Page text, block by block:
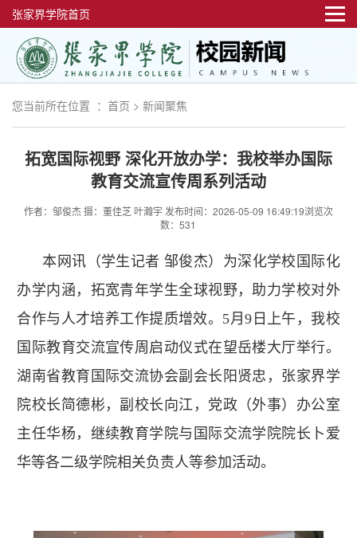
张家界学院首页
您当前所在位置 ： 首页 > 新闻聚焦
拓宽国际视野 深化开放办学：我校举办国际
教育交流宣传周系列活动
作者：邹俊杰 摄：董佳芝 叶瀚宇 发布时间：2026-05-09 16:49:19浏览次
数：531
本网讯（学生记者 邹俊杰）为深化学校国际化
办学内涵，拓宽青年学生全球视野，助力学校对外
合作与人才培养工作提质增效。5月9日上午，我校
国际教育交流宣传周启动仪式在望岳楼大厅举行。
湖南省教育国际交流协会副会长阳贤忠，张家界学
院校长简德彬，副校长向江，党政（外事）办公室
主任华杨，继续教育学院与国际交流学院院长卜爱
华等各二级学院相关负责人等参加活动。